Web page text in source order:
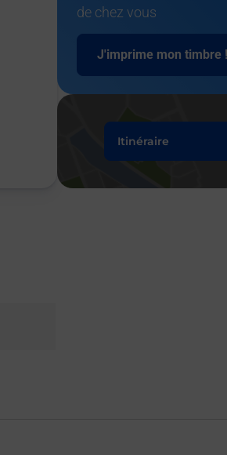
de chez vous
J'imprime mon timbre !
Itinéraire